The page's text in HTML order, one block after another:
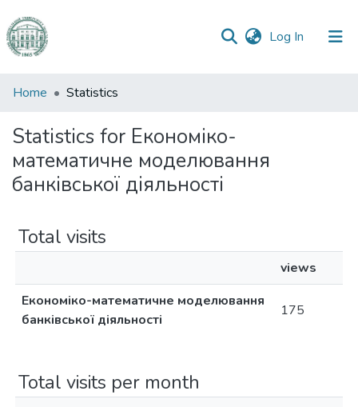
Log In (current)
Communities
Collections
All of DSpace
Home Statistics
Statistics for Економіко-
математичне моделювання
банківської діяльності
Total visits
views
Економіко-математичне моделювання
банківської діяльності
175
Total visits per month